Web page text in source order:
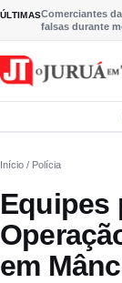
Pular para o
ÚLTIMASComerciantes
falsas durante
Início / Polícia
Equipes
em